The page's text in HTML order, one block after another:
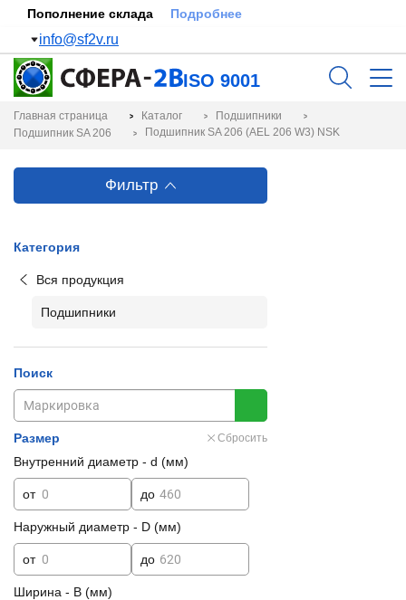
Пополнение склада Подробнее
info@sf2v.ru
ISO 9001
Главная страница Каталог
Подшипники
Подшипник SA 206
Подшипник SA 206 (AEL 206 W3) NSK
Фильтр
Категория
Вся продукция
Подшипники
Поиск
Размер Сбросить
Внутренний диаметр - d (мм)
от до
Наружный диаметр - D (мм)
от до
Ширина - B (мм)